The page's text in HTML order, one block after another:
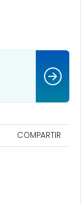
COMPARTIR